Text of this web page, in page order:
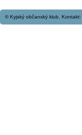
© Kyjský občanský klub, Kontakt: